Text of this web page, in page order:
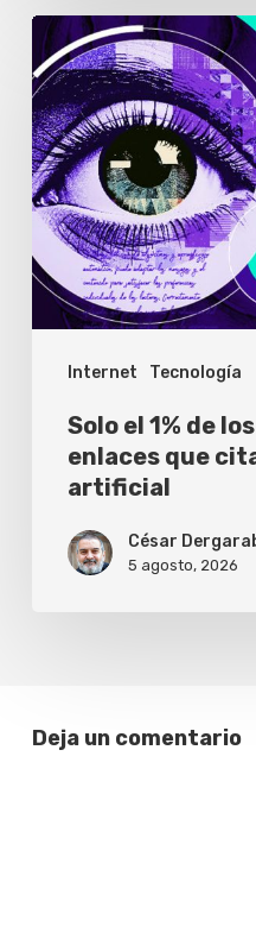
Internet Tecnología
Solo
el
1%
de
los
usuarios
abre
los
enlaces
inteligencia
artificial
Solo el 1% de
enlaces que
artificial
César
5 agosto, 2026
Deja un comentario